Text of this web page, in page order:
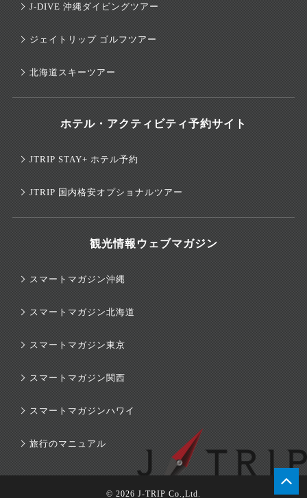
J-DIVE 沖縄ダイビングツアー
ジェイトリップ ゴルフツアー
北海道スキーツアー
ホテル・アクティビティ予約サイト
JTRIP STAY+ ホテル予約
JTRIP 国内格安オプショナルツアー
観光情報ウェブマガジン
スマートマガジン沖縄
スマートマガジン北海道
スマートマガジン東京
スマートマガジン関西
スマートマガジンハワイ
旅行のマニュアル
© 2026 J-TRIP Co.,Ltd.